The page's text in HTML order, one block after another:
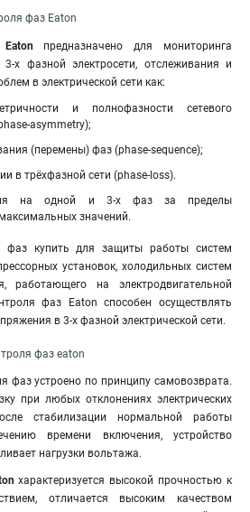
фаз Eaton
предназначено для мониторинга
х фазной электросети, отслеживания и
в электрической сети как:
и полнофазности сетевого
asymmetry);
(перемены) фаз (phase-sequence);
в трёхфазной сети (phase-loss).
на одной и 3-х фаз за пределы
значений.
фаз купить для защиты работы систем
установок, холодильных систем
работающего на электродвигательной
фаз Eaton способен осуществлять
в 3-х фазной электрической сети.
фаз eaton
фаз устроено по принципу самовозврата.
при любых отклонениях электрических
стабилизации нормальной работы
времени включения, устройство
нагрузки вольтажа.
характеризуется высокой прочностью к
отличается высоким качеством